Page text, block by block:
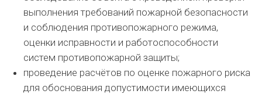
выполнения требований пожарной безопасности
и соблюдения противопожарного режима,
оценки исправности и работоспособности
систем противопожарной защиты;
проведение расчётов по оценке пожарного риска
для обоснования допустимости имеющихся